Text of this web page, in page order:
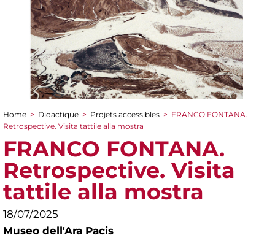
You are here
Home > Didactique > Projets accessibles > FRANCO FONTANA.
Retrospective. Visita tattile alla mostra
FRANCO FONTANA.
Retrospective. Visita
tattile alla mostra
18/07/2025
Museo dell'Ara Pacis